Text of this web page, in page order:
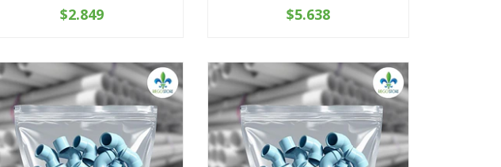
+
$2.849
+
$5.638